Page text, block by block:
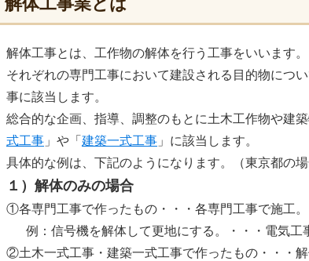
解体工事とは、工作物の解体を行う工事をいいます。
それぞれの専門工事において建設される目的物につ
事に該当します。
総合的な企画、指導、調整のもとに土木工作物や建
式工事 」や「 建築一式工事 」に該当します。
具体的な例は、下記のようになります。（東京都の場
１）解体のみの場合
①各専門工事で作ったもの・・・各専門工事で施工。
例：信号機を解体して更地にする。・・・電気工
②土木一式工事・建築一式工事で作ったもの・・・解